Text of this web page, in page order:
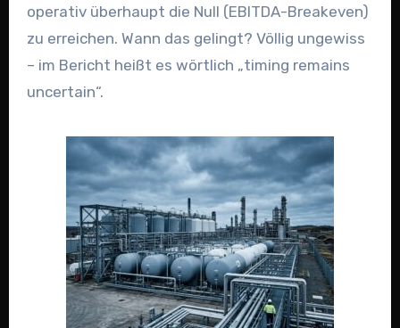
operativ überhaupt die Null (EBITDA-Breakeven)
zu erreichen. Wann das gelingt? Völlig ungewiss
– im Bericht heißt es wörtlich „timing remains
uncertain“.